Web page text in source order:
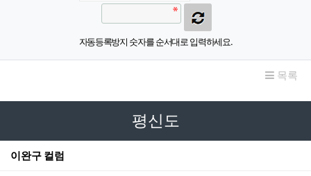
자동등록방지 숫자를 순서대로 입력하세요.
목록
평신도
이완구 컬럼